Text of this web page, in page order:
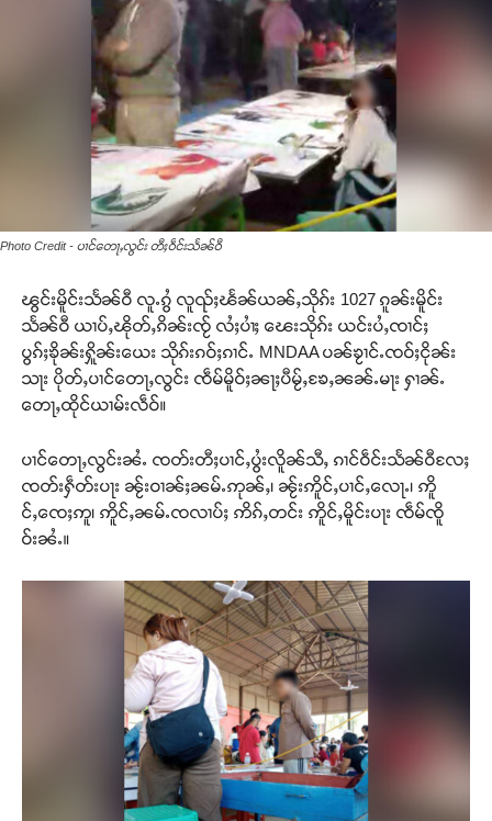
Photo Credit - ပၢင်တေႃႇလွင်း တီႈဝဵင်းသႅၼ်ဝီ
ၽွင်းမိူင်းသႅၼ်ဝီ လူႉၵွႆ လူၺ်ႈၽႅၼ်ယၼ်ႇသိုၵ်း 1027 ၵူၼ်းမိူင်း
သႅၼ်ဝီ ယၢပ်ႇၽိုတ်ႇၵိၼ်းၸႂ် လႆႈပၢႆႈ ၽေးသိုၵ်း ယင်းပႆႇၸၢင်ႈ
ပွၵ်ႈၶိုၼ်းႁိူၼ်းယေး သိုၵ်းၵဝ်ႈၵၢင်ႉ MNDAA ပၼ်ၶႂၢင်ႉၸဝ်ႈငိုၼ်း
သႃး ပိုတ်ႇပၢင်တေႃႇလွင်း ၸဵမ်မိူဝ်ႈၼႃႈပီမႂ်ႇၶႄႇၼၼ်ႉမႃး ႁၢၼ်ႉ
တေႃႇထိုင်ယၢမ်းလဵဝ်။
ပၢင်တေႃႇလွင်းၼႆႉ ၸတ်းတီႈပၢင်ႇပွႆးလိူၼ်သီႇ ၵၢင်ဝဵင်းသႅၼ်ဝီလႄႈ
ၸတ်းႁဵတ်းပႃး ၼႂ်းဝၢၼ်ႈၼမ်ႉဢုၼ်ႇ၊ ၼႂ်းဢိူင်ႇပၢင်ႇလေႃႉ၊ ဢိူ
င်ႇၸေႈဢူ၊ ဢိူင်ႇၼမ်ႉၸလၢပ်ႈ ဢိၵ်ႇတင်း ဢိူင်ႇမိူင်းပႃး ၸဵမ်ၸိူ
ဝ်းၼႆႉ။